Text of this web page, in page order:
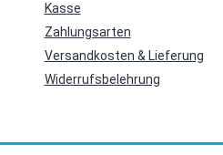
Kasse
Zahlungsarten
Versandkosten & Lieferung
Widerrufsbelehrung